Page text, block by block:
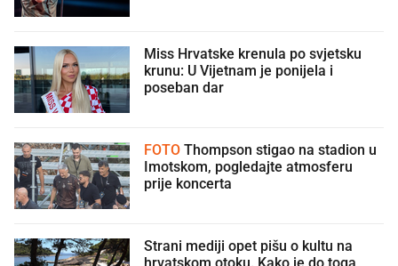
Miss Hrvatske krenula po svjetsku
krunu: U Vijetnam je ponijela i
poseban dar
FOTO
Imotskom, pogledajte atmosferu
prije koncerta
Strani mediji opet pišu o kultu na
hrvatskom otoku. Kako je do toga